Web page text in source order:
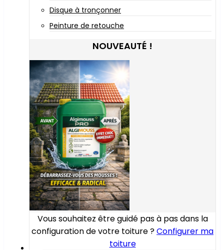
Disque à tronçonner
Peinture de retouche
NOUVEAUTÉ !
Vous souhaitez être guidé pas à pas dans la
configuration de votre toiture ?Configurer ma
toiture